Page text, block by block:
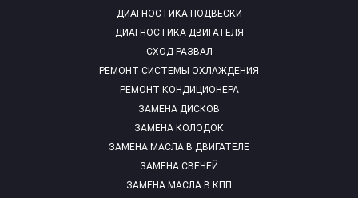
ДИАГНОСТИКА ПОДВЕСКИ
ДИАГНОСТИКА ДВИГАТЕЛЯ
СХОД-РАЗВАЛ
РЕМОНТ СИСТЕМЫ ОХЛАЖДЕНИЯ
РЕМОНТ КОНДИЦИОНЕРА
ЗАМЕНА ДИСКОВ
ЗАМЕНА КОЛОДОК
ЗАМЕНА МАСЛА В ДВИГАТЕЛЕ
ЗАМЕНА СВЕЧЕЙ
ЗАМЕНА МАСЛА В КПП